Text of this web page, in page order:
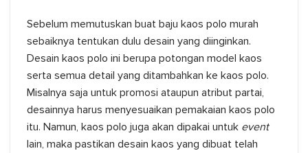
Sebelum memutuskan buat baju kaos polo murah
sebaiknya tentukan dulu desain yang diinginkan.
Desain kaos polo ini berupa potongan model kaos
serta semua detail yang ditambahkan ke kaos polo.
Misalnya saja untuk promosi ataupun atribut partai,
desainnya harus menyesuaikan pemakaian kaos polo
itu. Namun, kaos polo juga akan dipakai untuk event
lain, maka pastikan desain kaos yang dibuat telah